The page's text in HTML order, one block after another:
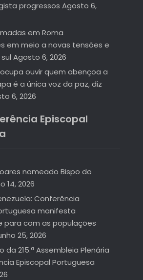
progressos Agosto 6,
em Roma
em meio a novas tensões e
Agosto 6, 2026
ouvir quem abençoa a
é a única voz da paz, diz
6, 2026
Episcopal
nomeado Bispo do
14, 2026
Conferência
manifesta
para com as populações
25, 2026
da 215.ª Assembleia Plenária
Episcopal Portuguesa